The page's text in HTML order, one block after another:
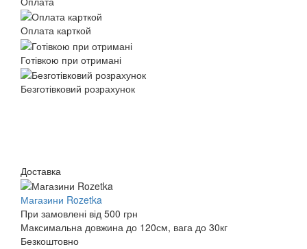
Оплата карткой
Готівкою при отримані
Безготівковий розрахунок
Доставка
Магазини Rozetka
При замовлені від 500 грн
Максимальна довжина до 120см, вага до 30кг
Безкоштовно